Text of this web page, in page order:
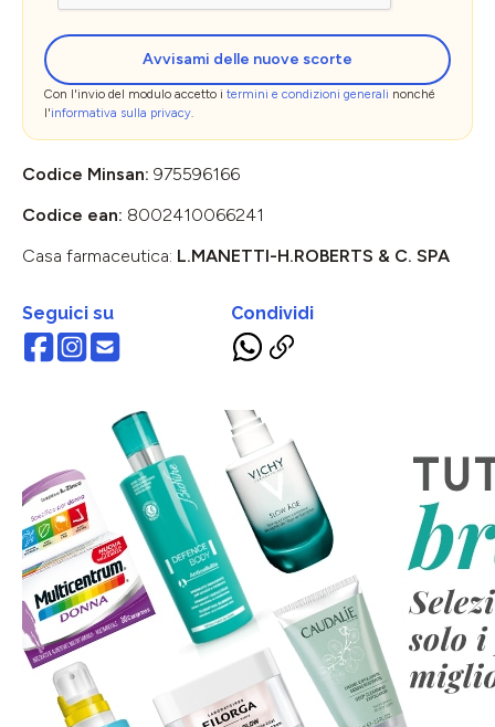
Avvisami delle nuove scorte
Con l'invio del modulo accetto i termini e condizioni generali nonché
l'informativa sulla privacy.
Codice Minsan: 975596166
Codice ean: 8002410066241
Casa farmaceutica: L.MANETTI-H.ROBERTS & C. SPA
Seguici su Condividi